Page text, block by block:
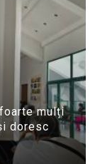
mulți
doresc